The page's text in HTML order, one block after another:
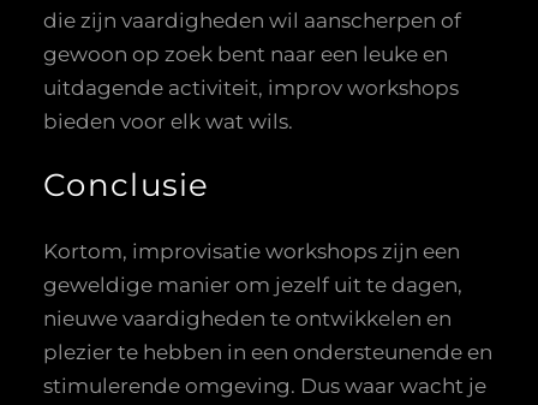
die zijn vaardigheden wil aanscherpen of
gewoon op zoek bent naar een leuke en
uitdagende activiteit, improv workshops
bieden voor elk wat wils.
Conclusie
Kortom, improvisatie workshops zijn een
geweldige manier om jezelf uit te dagen,
nieuwe vaardigheden te ontwikkelen en
plezier te hebben in een ondersteunende en
stimulerende omgeving. Dus waar wacht je